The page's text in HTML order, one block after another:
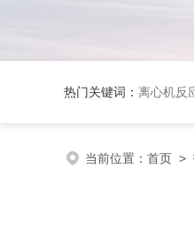
热门关键词： 离心机反应釜
当前位置： 首页 >